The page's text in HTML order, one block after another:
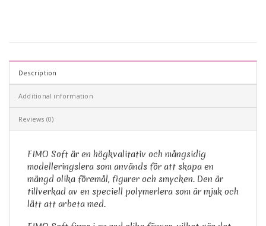
Description
Additional information
Reviews (0)
FIMO Soft är en högkvalitativ och mångsidig
modelleringslera som används för att skapa en
mängd olika föremål, figurer och smycken. Den är
tillverkad av en speciell polymerlera som är mjuk och
lätt att arbeta med.